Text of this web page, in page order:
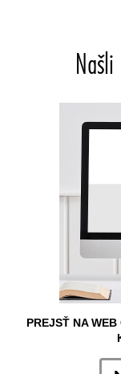
PREJSŤ NA WEB